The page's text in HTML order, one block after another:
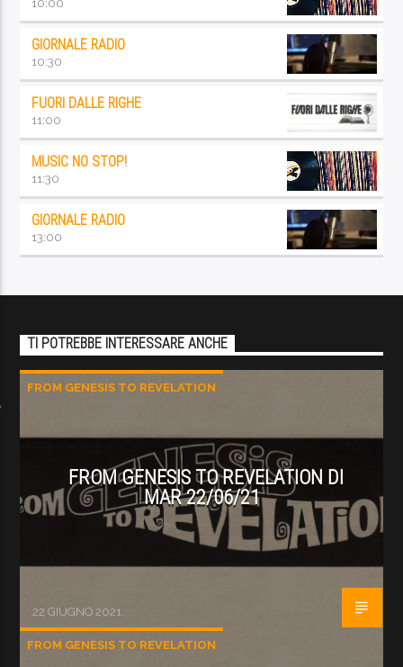
10:00
GIORNALE RADIO
10:30
FUORI DALLE RIGHE
11:00
MUSIC NO STOP!
11:30
GIORNALE RADIO
13:00
TI POTREBBE INTERESSARE ANCHE
FROM GENESIS TO REVELATION
FROM GENESIS TO REVELATION DI
MAR 22/06/21
22 GIUGNO 2021
FROM GENESIS TO REVELATION